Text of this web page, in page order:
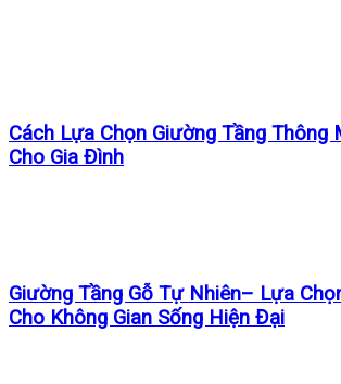
Cách Lựa Chọn Giường Tầng Thông
Cho Gia Đình
Giường Tầng Gỗ Tự Nhiên– Lựa
Cho Không Gian Sống Hiện Đại